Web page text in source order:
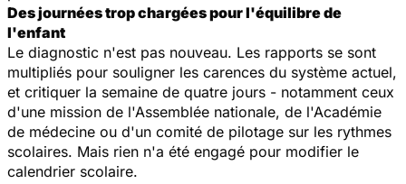
Des journées trop chargées pour l'équilibre de
l'enfant
Le diagnostic n'est pas nouveau. Les rapports se sont
multipliés pour souligner les carences du système actuel,
et critiquer la semaine de quatre jours - notamment ceux
d'une mission de l'Assemblée nationale, de l'Académie
de médecine ou d'un comité de pilotage sur les rythmes
scolaires. Mais rien n'a été engagé pour modifier le
calendrier scolaire.